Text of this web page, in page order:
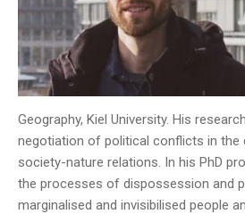
Geography, Kiel University. His
negotiation of political conflicts in
society-nature relations. In his PhD
the processes of dispossession and
marginalised and invisibilised people